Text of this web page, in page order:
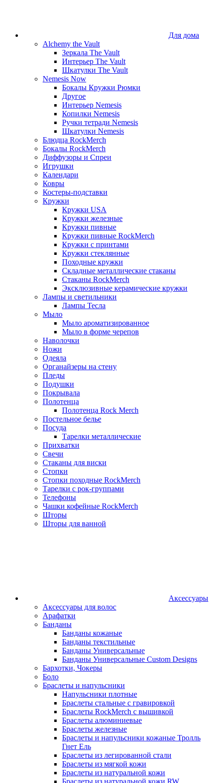
Для дома
Alchemy the Vault
Зеркала The Vault
Интерьер The Vault
Шкатулки The Vault
Nemesis Now
Бокалы Кружки Рюмки
Другое
Интерьер Nemesis
Копилки Nemesis
Ручки тетради Nemesis
Шкатулки Nemesis
Блюдца RockMerch
Бокалы RockMerch
Диффузоры и Спреи
Игрушки
Календари
Ковры
Костеры-подставки
Кружки
Кружки USA
Кружки железные
Кружки пивные
Кружки пивные RockMerch
Кружки с принтами
Кружки стеклянные
Походные кружки
Складные металлические стаканы
Стаканы RockMerch
Эксклюзивные керамические кружки
Лампы и светильники
Лампы Тесла
Мыло
Мыло ароматизированное
Мыло в форме черепов
Наволочки
Ножи
Одеяла
Органайзеры на стену
Пледы
Подушки
Покрывала
Полотенца
Полотенца Rock Merch
Постельное белье
Посуда
Тарелки металлические
Прихватки
Свечи
Стаканы для виски
Стопки
Стопки походные RockMerch
Тарелки с рок-группами
Телефоны
Чашки кофейные RockMerch
Шторы
Шторы для ванной
Аксессуары
Аксессуары для волос
Арафатки
Банданы
Банданы кожаные
Банданы текстильные
Банданы Универсальные
Банданы Универсальные Custom Designs
Бархотки, Чокеры
Боло
Браслеты и напульсники
Напульсники плотные
Браслеты стальные с гравировкой
Браслеты RockMerch с вышивкой
Браслеты алюминиевые
Браслеты железные
Браслеты и напульсники кожаные Тролль
Гнет Ель
Браслеты из легированной стали
Браслеты из мягкой кожи
Браслеты из натуральной кожи
Браслеты из натуральной кожи RW